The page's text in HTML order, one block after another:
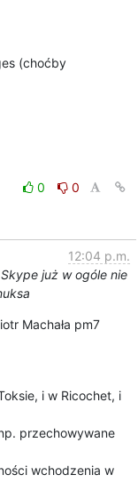
(choćby
0
0
12:04 p.m.
już w ogóle nie
Machała pm7
i w Ricochet, i
przechowywane
wchodzenia w